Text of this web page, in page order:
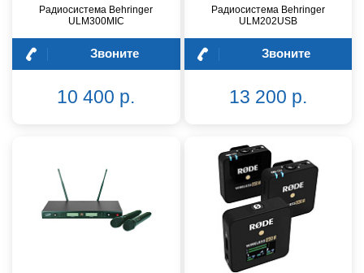
Радиосистема Behringer
ULM300MIC
Звоните
10 400 р.
Радиосистема Behringer
ULM202USB
Звоните
13 200 р.